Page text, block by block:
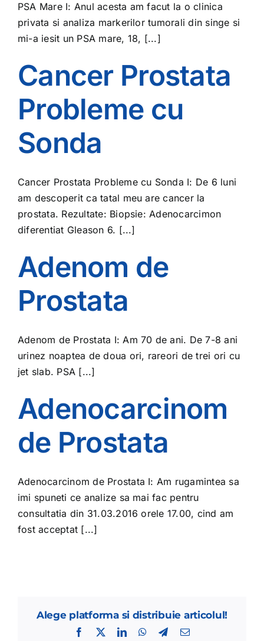
PSA Mare I: Anul acesta am facut la o clinica
privata si analiza markerilor tumorali din singe si
mi-a iesit un PSA mare, 18, [...]
Cancer Prostata
Probleme cu
Sonda
Cancer Prostata Probleme cu Sonda I: De 6 luni
am descoperit ca tatal meu are cancer la
prostata. Rezultate: Biopsie: Adenocarcimon
diferentiat Gleason 6. [...]
Adenom de
Prostata
Adenom de Prostata I: Am 70 de ani. De 7-8 ani
urinez noaptea de doua ori, rareori de trei ori cu
jet slab. PSA [...]
Adenocarcinom
de Prostata
Adenocarcinom de Prostata I: Am rugamintea sa
imi spuneti ce analize sa mai fac pentru
consultatia din 31.03.2016 orele 17.00, cind am
fost acceptat [...]
Alege platforma si distribuie articolul!
Facebook
X LinkedInWhatsApp
Telegram
E-